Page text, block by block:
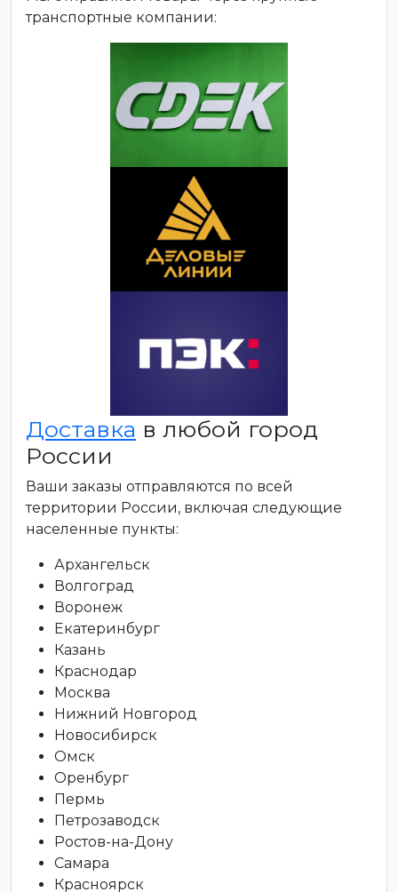
транспортные компании:
Доставка в любой город
России
Ваши заказы отправляются по всей
территории России, включая следующие
населенные пункты:
Архангельск
Волгоград
Воронеж
Екатеринбург
Казань
Краснодар
Москва
Нижний Новгород
Новосибирск
Омск
Оренбург
Пермь
Петрозаводск
Ростов-на-Дону
Самара
Красноярск